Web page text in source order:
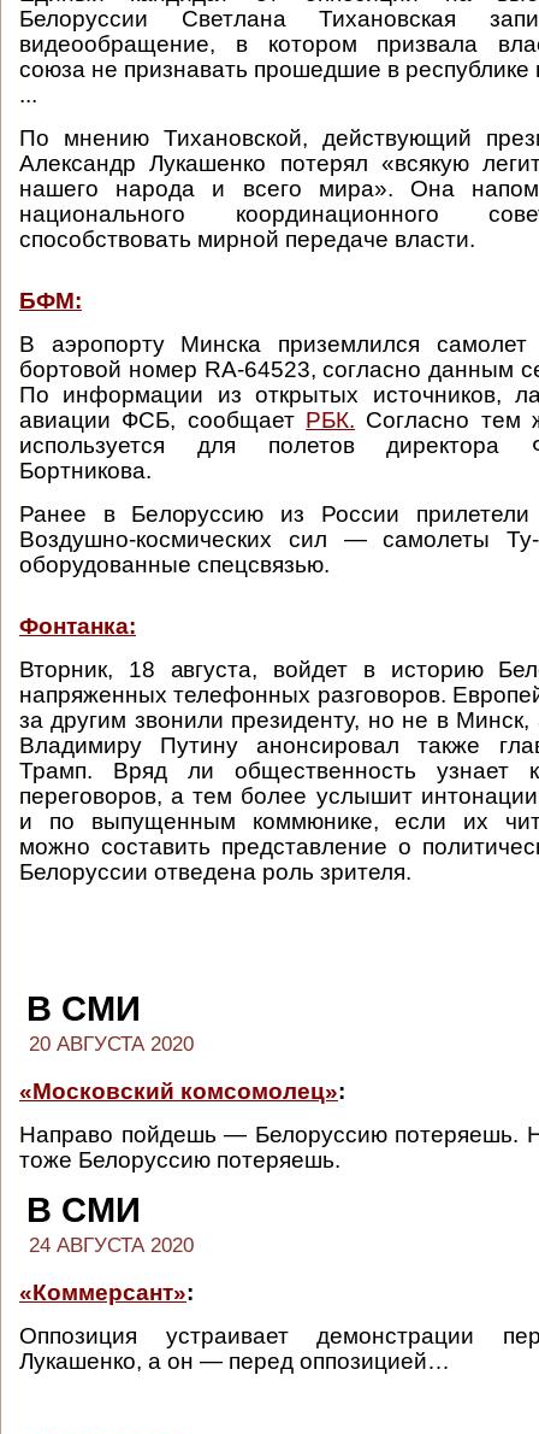
Белоруссии Светлана Тихановская
видеообращение, в котором призвала
союза не признавать прошедшие в
...
По мнению Тихановской, действующий
Александр Лукашенко потерял «всякую
нашего народа и всего мира». Она
национального координационного
способствовать мирной передаче власти.
БФМ:
В аэропорту Минска приземлился
бортовой номер RA-64523, согласно данным
По информации из открытых источников,
авиации ФСБ, сообщает РБК. Согласно тем
используется для полетов директора
Бортникова.
Ранее в Белоруссию из России
Воздушно-космических сил — самолеты
оборудованные спецсвязью.
Фонтанка:
Вторник, 18 августа, войдет в историю
напряженных телефонных разговоров.
за другим звонили президенту, но не в Минск,
Владимиру Путину анонсировал также
Трамп. Вряд ли общественность узнает
переговоров, а тем более услышит
и по выпущенным коммюнике, если их
можно составить представление о
Белоруссии отведена роль зрителя.
В СМИ
20 АВГУСТА 2020
«Московский комсомолец»:
Направо пойдешь — Белоруссию потеряешь.
тоже Белоруссию потеряешь.
В СМИ
24 АВГУСТА 2020
«Коммерсант»:
Оппозиция устраивает демонстрации
Лукашенко, а он — перед оппозицией…